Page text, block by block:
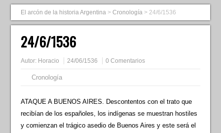
El arcón de la historia Argentina >Cronología >24/6/1536
24/6/1536
Autor: Horacio 24/06/1536 0 Comentarios
Cronología
ATAQUE A BUENOS AIRES. Descontentos con el trato que
recibían de los españoles, los indígenas se muestran hostiles
y comienzan el trágico asedio de Buenos Aires y este será el